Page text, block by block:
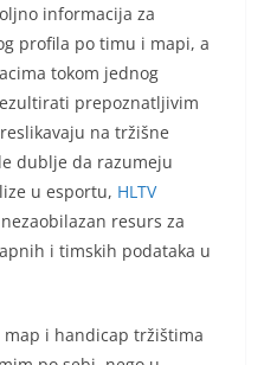
informacija za
profila po timu i mapi, a
tokom jednog
prepoznatljivim
na tržišne
dublje da razumeju
u esportu, HLTV
resurs za
i timskih podataka u
i handicap tržištima